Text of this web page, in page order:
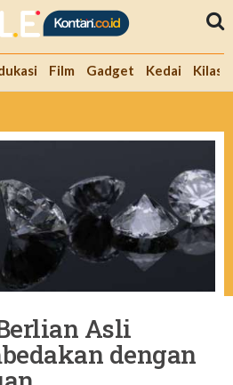
Film Gadget Kedai Kilas
Asli
dengan